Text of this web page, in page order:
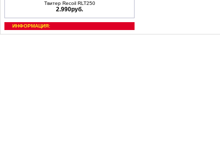
Твитер Recoil RLT250
2.990руб.
ИНФОРМАЦИЯ: